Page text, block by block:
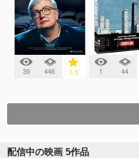
39 446 3.6 1 44
配信中の映画 5作品